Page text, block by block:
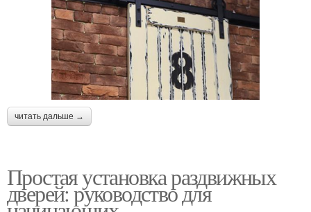
читать дальше →
Простая установка раздвижных
дверей: руководство для